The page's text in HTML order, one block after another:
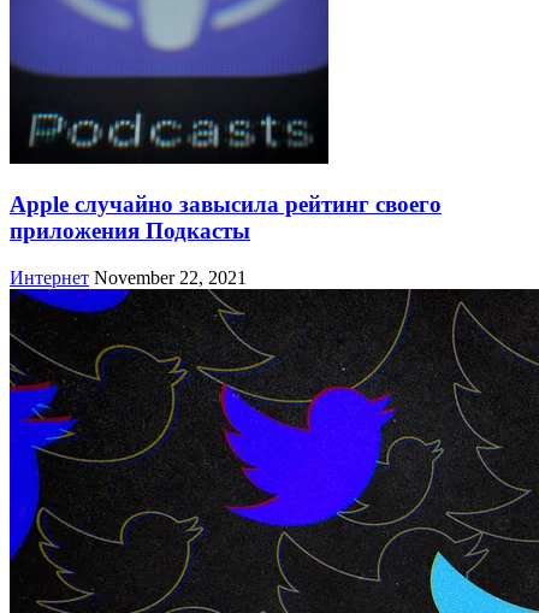
Apple случайно завысила рейтинг своего
приложения Подкасты
Интернет November 22, 2021